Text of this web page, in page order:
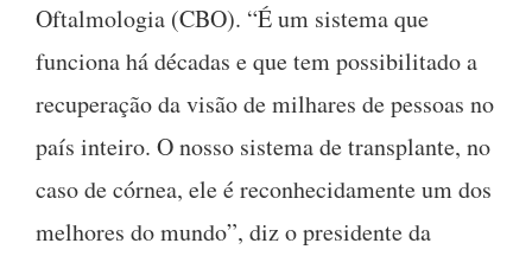
Oftalmologia (CBO). “É um sistema que
funciona há décadas e que tem possibilitado a
recuperação da visão de milhares de pessoas no
país inteiro. O nosso sistema de transplante, no
caso de córnea, ele é reconhecidamente um dos
melhores do mundo”, diz o presidente da